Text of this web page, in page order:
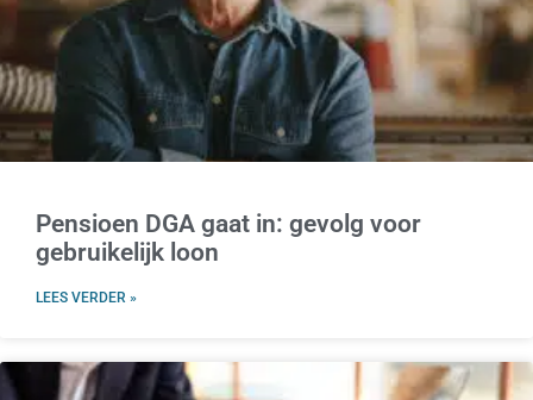
Pensioen DGA gaat in: gevolg voor
gebruikelijk loon
LEES VERDER »